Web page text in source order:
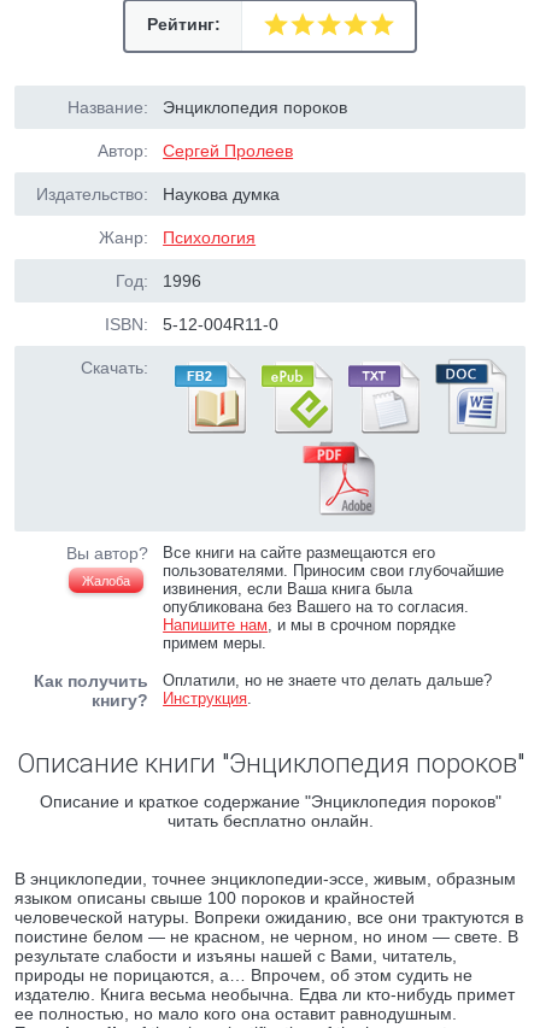
Рейтинг:
Название: Энциклопедия пороков
Автор: Сергей Пролеев
Издательство: Наукова думка
Жанр: Психология
Год: 1996
ISBN: 5-12-004R11-0
Скачать:
Вы автор?
Жалоба
Все книги на сайте размещаются его
пользователями. Приносим свои глубочайшие
извинения, если Ваша книга была
опубликована без Вашего на то согласия.
Напишите нам, и мы в срочном порядке
примем меры.
Как получить
книгу?
Оплатили, но не знаете что делать дальше?
Инструкция.
Описание книги "Энциклопедия пороков"
Описание и краткое содержание "Энциклопедия пороков"
читать бесплатно онлайн.
В энциклопедии, точнее энциклопедии-эссе, живым, образным
языком описаны свыше 100 пороков и крайностей
человеческой натуры. Вопреки ожиданию, все они трактуются в
поистине белом — не красном, не черном, но ином — свете. В
результате слабости и изъяны нашей с Вами, читатель,
природы не порицаются, а… Впрочем, об этом судить не
издателю. Книга весьма необычна. Едва ли кто-нибудь примет
ее полностью, но мало кого она оставит равнодушным.